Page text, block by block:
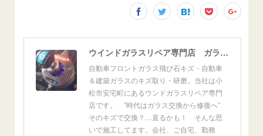
ウインドガラスリペア専門店 ガラスリペア・ヨシダ グラスウェルドジャパン 正規施工店 小松市
自動車フロントガラス飛び石キズ・自動車
＆建築ガラスのキズ取り・研磨。当社は小
松市安宅町にあるウンドガラスリペア専門
店です。 ”時代はガラス交換から修復へ”
そのキズで交換？…直るかも！ そんな思
いで施工してます。会社、ご自宅、勤務